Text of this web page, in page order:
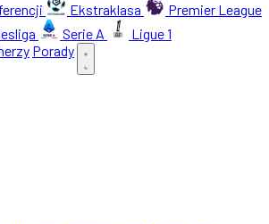
Ekstraklasa
Premier League
Serie A
Ligue 1
Porady